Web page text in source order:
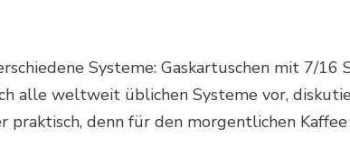
Systeme: Gaskartuschen mit 7/16
alle weltweit üblichen Systeme vor,
denn für den morgentlichen